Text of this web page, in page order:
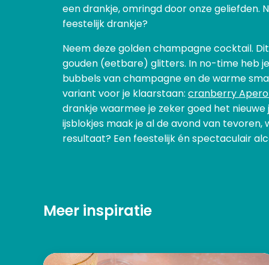
een drankje, omringd door onze geliefden.
feestelijk drankje?
Neem deze golden champagne cocktail.
gouden (eetbare) glitters. In no-time heb
bubbels van champagne en de warme
variant voor je klaarstaan: cranberry
drankje waarmee je zeker goed het
ijsblokjes maak je al de avond van
resultaat? Een feestelijk én spectaculair
Meer inspiratie